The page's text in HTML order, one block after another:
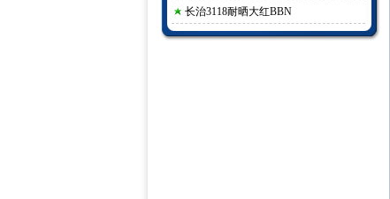
长治3118耐晒大红BBN